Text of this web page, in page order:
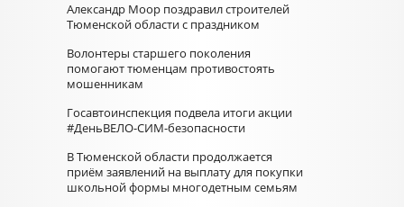
Александр Моор поздравил строителей
Тюменской области с праздником
Волонтеры старшего поколения
помогают тюменцам противостоять
мошенникам
Госавтоинспекция подвела итоги акции
#ДеньВЕЛО-СИМ-безопасности
В Тюменской области продолжается
приём заявлений на выплату для покупки
школьной формы многодетным семьям